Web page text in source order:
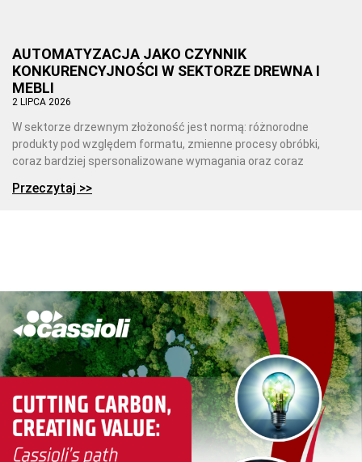
AUTOMATYZACJA JAKO CZYNNIK
KONKURENCYJNOŚCI W SEKTORZE DREWNA I
MEBLI
2 LIPCA 2026
W sektorze drzewnym złożoność jest normą: różnorodne
produkty pod względem formatu, zmienne procesy obróbki,
coraz bardziej spersonalizowane wymagania oraz coraz
Przeczytaj >>